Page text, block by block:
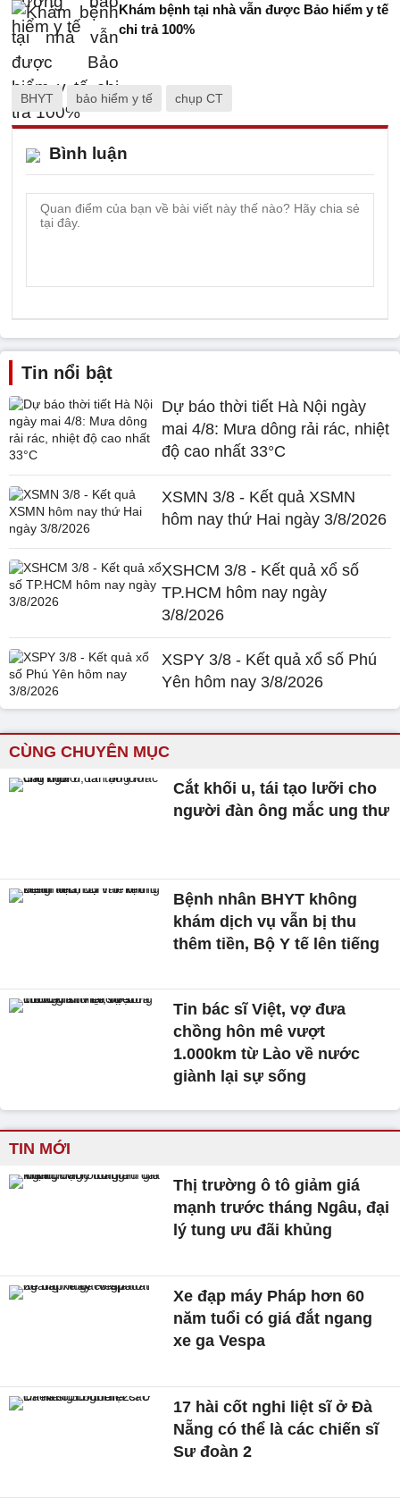
Khám bệnh tại nhà vẫn được Bảo hiểm y tế
chi trả 100%
BHYT bảo hiểm y tế chụp CT
Bình luận
Tin nổi bật
Dự báo thời tiết Hà Nội ngày
mai 4/8: Mưa dông rải rác, nhiệt
độ cao nhất 33°C
XSMN 3/8 - Kết quả XSMN
hôm nay thứ Hai ngày 3/8/2026
XSHCM 3/8 - Kết quả xổ số
TP.HCM hôm nay ngày
3/8/2026
XSPY 3/8 - Kết quả xổ số Phú
Yên hôm nay 3/8/2026
CÙNG CHUYÊN MỤC
Cắt khối u, tái tạo lưỡi cho
người đàn ông mắc ung thư
Bệnh nhân BHYT không
khám dịch vụ vẫn bị thu
thêm tiền, Bộ Y tế lên tiếng
Tin bác sĩ Việt, vợ đưa
chồng hôn mê vượt
1.000km từ Lào về nước
giành lại sự sống
TIN MỚI
Thị trường ô tô giảm giá
mạnh trước tháng Ngâu, đại
lý tung ưu đãi khủng
Xe đạp máy Pháp hơn 60
năm tuổi có giá đắt ngang
xe ga Vespa
17 hài cốt nghi liệt sĩ ở Đà
Nẵng có thể là các chiến sĩ
Sư đoàn 2